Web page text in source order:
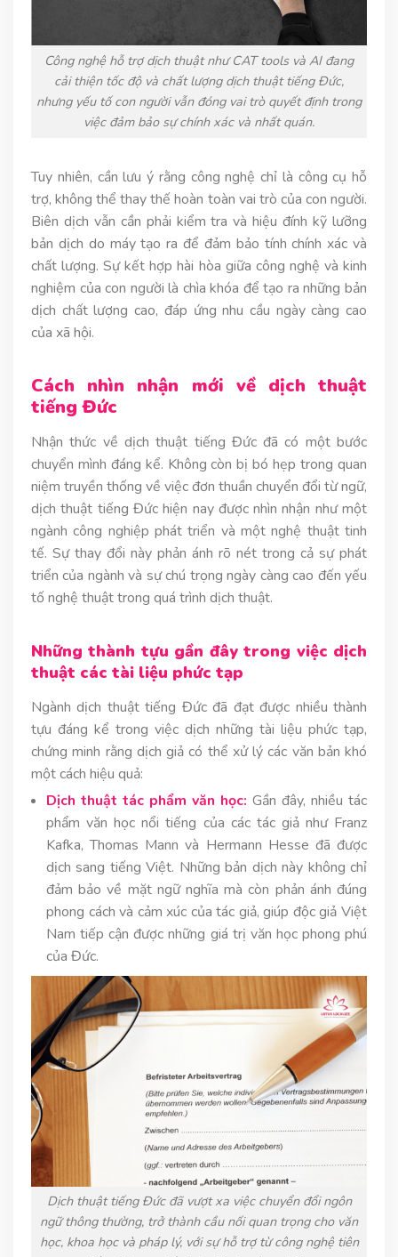
Công nghệ hỗ trợ dịch thuật như CAT tools và AI đang
cải thiện tốc độ và chất lượng dịch thuật tiếng Đức,
nhưng yếu tố con người vẫn đóng vai trò quyết định trong
việc đảm bảo sự chính xác và nhất quán.
Tuy nhiên, cần lưu ý rằng công nghệ chỉ là công cụ hỗ
trợ, không thể thay thế hoàn toàn vai trò của con người.
Biên dịch vẫn cần phải kiểm tra và hiệu đính kỹ lưỡng
bản dịch do máy tạo ra để đảm bảo tính chính xác và
chất lượng. Sự kết hợp hài hòa giữa công nghệ và kinh
nghiệm của con người là chìa khóa để tạo ra những bản
dịch chất lượng cao, đáp ứng nhu cầu ngày càng cao
của xã hội.
Cách nhìn nhận mới về dịch thuật
tiếng Đức
Nhận thức về dịch thuật tiếng Đức đã có một bước
chuyển mình đáng kể. Không còn bị bó hẹp trong quan
niệm truyền thống về việc đơn thuần chuyển đổi từ ngữ,
dịch thuật tiếng Đức hiện nay được nhìn nhận như một
ngành công nghiệp phát triển và một nghệ thuật tinh
tế. Sự thay đổi này phản ánh rõ nét trong cả sự phát
triển của ngành và sự chú trọng ngày càng cao đến yếu
tố nghệ thuật trong quá trình dịch thuật.
Những thành tựu gần đây trong việc dịch
thuật các tài liệu phức tạp
Ngành dịch thuật tiếng Đức đã đạt được nhiều thành
tựu đáng kể trong việc dịch những tài liệu phức tạp,
chứng minh rằng dịch giả có thể xử lý các văn bản khó
một cách hiệu quả:
Dịch thuật tác phẩm văn học: Gần đây, nhiều tác
phẩm văn học nổi tiếng của các tác giả như Franz
Kafka, Thomas Mann và Hermann Hesse đã được
dịch sang tiếng Việt. Những bản dịch này không chỉ
đảm bảo về mặt ngữ nghĩa mà còn phản ánh đúng
phong cách và cảm xúc của tác giả, giúp độc giả Việt
Nam tiếp cận được những giá trị văn học phong phú
của Đức.
Dịch thuật tiếng Đức đã vượt xa việc chuyển đổi ngôn
ngữ thông thường, trở thành cầu nối quan trọng cho văn
học, khoa học và pháp lý, với sự hỗ trợ từ công nghệ tiên